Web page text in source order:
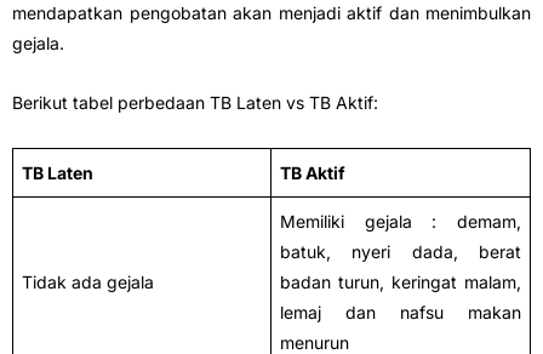
mendapatkan pengobatan akan menjadi aktif dan menimbulkan
gejala.
Berikut tabel perbedaan TB Laten vs TB Aktif:
TB Laten TB Aktif
Tidak ada gejala
Memiliki gejala : demam,
batuk, nyeri dada, berat
badan turun, keringat malam,
lemaj dan nafsu makan
menurun